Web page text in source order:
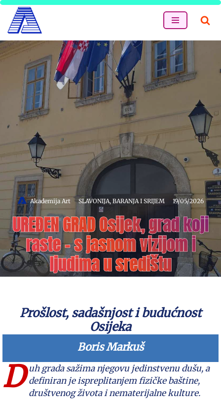
Skip
to
content
Akademija Art SLAVONIJA, BARANJA I SRIJEM 19/05/2026
UREĐEN GRAD Osijek, grad koji
raste – s jasnom vizijom i
ljudima u središtu
Prošlost, sadašnjost i budućnost
Osijeka
Boris Markuš
D uh grada sažima njegovu jedinstvenu dušu, a
definiran je ispreplitanjem fizičke baštine,
društvenog života i nematerijalne kulture.